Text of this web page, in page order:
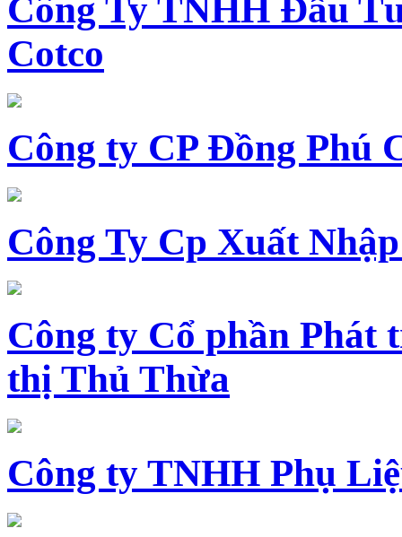
Công Ty TNHH Đầu
Cotco
Công ty CP Đồng Phú
Công Ty Cp Xuất
Công ty Cổ phần Phát
thị Thủ Thừa
Công ty TNHH Phụ